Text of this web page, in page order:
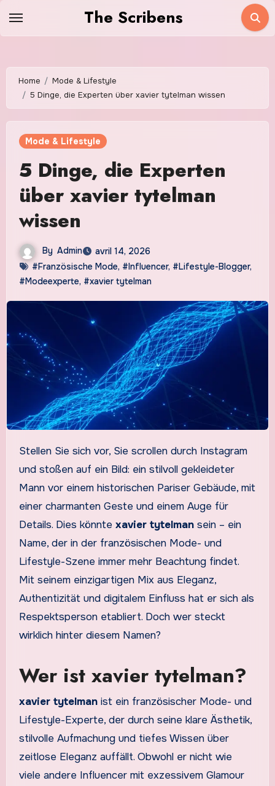
The Scribens
Home
Mode & Lifestyle
5 Dinge, die Experten über xavier tytelman wissen
Mode & Lifestyle
5 Dinge, die Experten
über xavier tytelman
wissen
By Admin
avril 14, 2026
#Französische Mode, #Influencer, #Lifestyle-Blogger,
#Modeexperte, #xavier tytelman
Stellen Sie sich vor, Sie scrollen durch Instagram
und stoßen auf ein Bild: ein stilvoll gekleideter
Mann vor einem historischen Pariser Gebäude, mit
einer charmanten Geste und einem Auge für
Details. Dies könnte xavier tytelmansein – ein
Name, der in der französischen Mode- und
Lifestyle-Szene immer mehr Beachtung findet.
Mit seinem einzigartigen Mix aus Eleganz,
Authentizität und digitalem Einfluss hat er sich als
Respektsperson etabliert. Doch wer steckt
wirklich hinter diesem Namen?
Wer ist xavier tytelman?
xavier tytelmanist ein französischer Mode- und
Lifestyle-Experte, der durch seine klare Ästhetik,
stilvolle Aufmachung und tiefes Wissen über
zeitlose Eleganz auffällt. Obwohl er nicht wie
viele andere Influencer mit exzessivem Glamour